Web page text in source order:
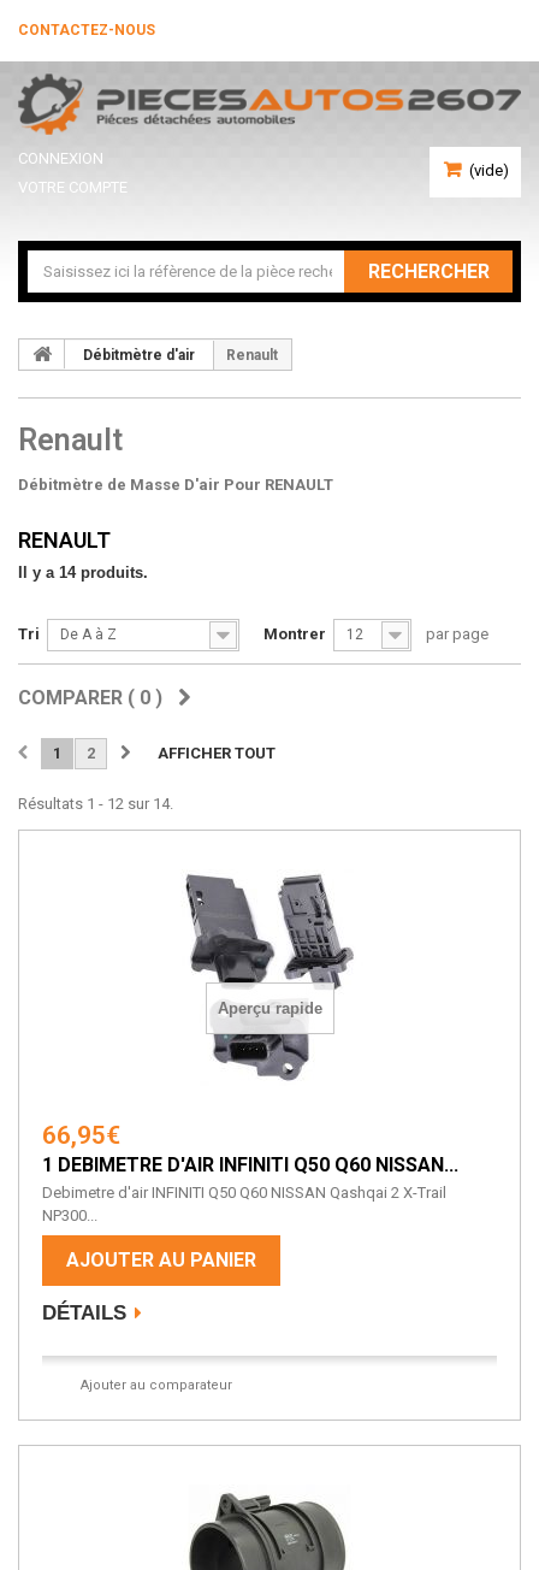
CONTACTEZ-NOUS
(vide)
CONNEXION
VOTRE COMPTE
RECHERCHER
Débitmètre d'air Renault
Renault
Débitmètre de Masse D'air Pour RENAULT
RENAULT
Il y a 14 produits.
Tri De A à Z Montrer 12 par page
COMPARER ( 0 )
AFFICHER TOUT
1 2
Résultats 1 - 12 sur 14.
Aperçu rapide
66,95€
1 DEBIMETRE D'AIR INFINITI Q50 Q60 NISSAN...
Debimetre d'air INFINITI Q50 Q60 NISSAN Qashqai 2 X-Trail
NP300...
AJOUTER AU PANIER
DÉTAILS
Ajouter au comparateur